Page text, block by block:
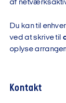
af
Du kan til
ved at skrive til
oplyse
Kontakt